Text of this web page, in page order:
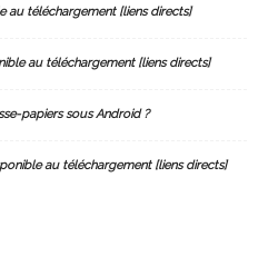
au téléchargement [liens directs]
au téléchargement [liens directs]
papiers sous Android ?
au téléchargement [liens directs]